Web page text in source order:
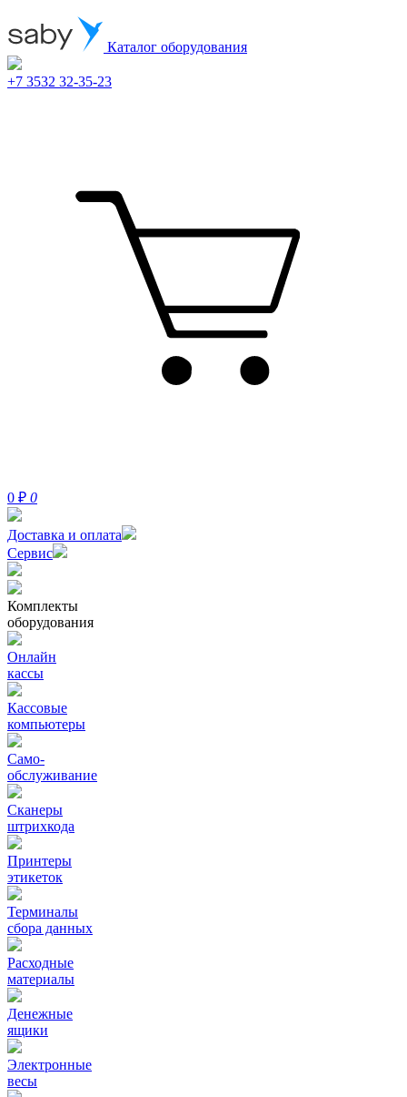
Каталог оборудования
+7 3532 32-35-23
0 ₽ 0
Доставка и оплата
Сервис
Комплекты
оборудования
Онлайн
кассы
Кассовые
компьютеры
Само-
обслуживание
Сканеры
штрихкода
Принтеры
этикеток
Терминалы
сбора данных
Расходные
материалы
Денежные
ящики
Электронные
весы